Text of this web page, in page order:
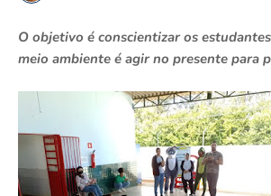
O objetivo é conscientizar os
meio ambiente é agir no presente para